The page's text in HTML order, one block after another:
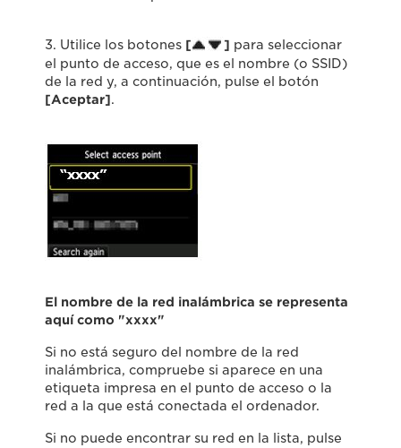
3. Utilice los botones [ ] para seleccionar
el punto de acceso, que es el nombre (o SSID)
de la red y, a continuación, pulse el botón
[Aceptar].
El nombre de la red inalámbrica se representa
aquí como "xxxx"
Si no está seguro del nombre de la red
inalámbrica, compruebe si aparece en una
etiqueta impresa en el punto de acceso o la
red a la que está conectada el ordenador.
Si no puede encontrar su red en la lista, pulse